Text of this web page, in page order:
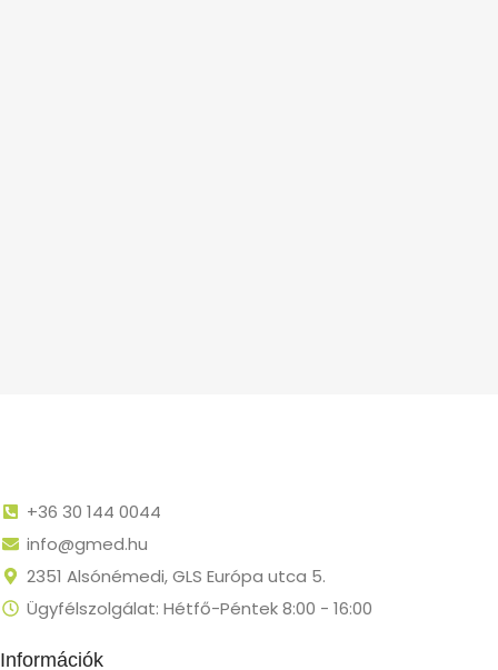
+36 30 144 0044
info@gmed.hu
2351 Alsónémedi, GLS Európa utca 5.
Ügyfélszolgálat: Hétfő-Péntek 8:00 - 16:00
Információk